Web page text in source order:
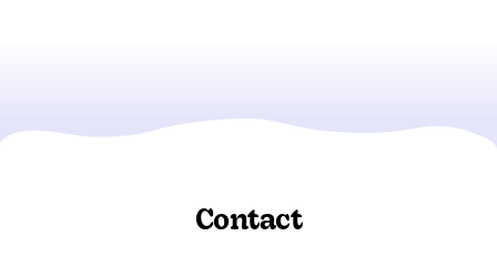
Contact